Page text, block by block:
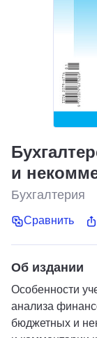
и
Бухгалтерия
Сравнить
Об издании
Особенности
анализа
бюджетных и